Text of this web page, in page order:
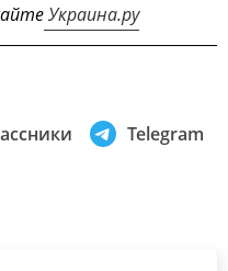
Украина.ру
Telegram